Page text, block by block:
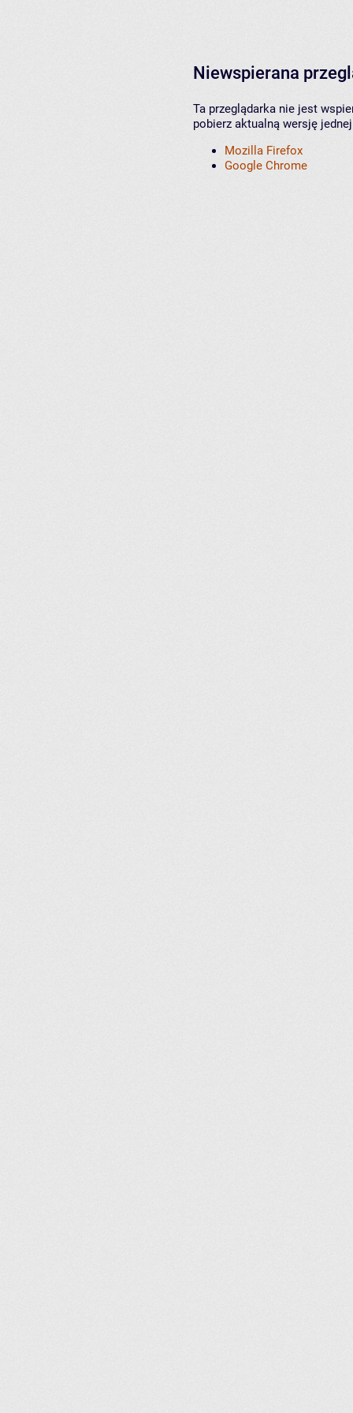
Niewspierana
Ta przeglądarka nie jest
pobierz aktualną wersję
Mozilla Firefox
Google Chrome